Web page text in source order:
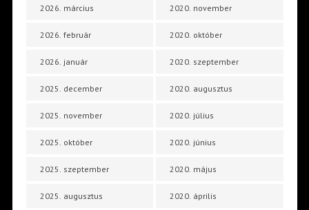
2026. március
2026. február
2026. január
2025. december
2025. november
2025. október
2025. szeptember
2025. augusztus
2020. november
2020. október
2020. szeptember
2020. augusztus
2020. július
2020. június
2020. május
2020. április